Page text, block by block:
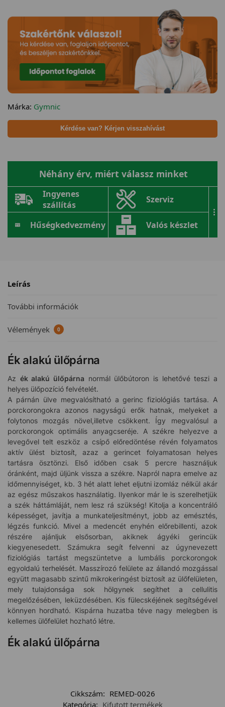
Márka: Gymnic
Kérdése van? Kérjen visszahívást
Néhány érv, miért válassz minket
Ingyenes
szállítás
Szerviz
Hűségkedvezmény Valós készlet
...
Leírás
További információk
Vélemények 0
Ék alakú ülőpárna
Az ék alakú ülőpárna normál ülőbútoron is lehetővé teszi a
helyes ülőpozíció felvételét.
A párnán ülve megvalósítható a gerinc fiziológiás tartása. A
porckorongokra azonos nagyságú erők hatnak, melyeket a
folytonos mozgás növel,illetve csökkent. Így megvalósul a
porckorongok optimális anyagcseréje. A székre helyezve a
levegővel telt eszköz a csípő előredöntése révén folyamatos
aktív ülést biztosít, azaz a gerincet folyamatosan helyes
tartásra ösztönzi. Első időben csak 5 percre használjuk
óránként, majd üljünk vissza a székre. Napról napra emelve az
időmennyiséget, kb. 3 hét alatt lehet eljutni izomláz nélkül akár
az egész műszakos használatig. Ilyenkor már le is szerelhetjük
a szék háttámláját, nem lesz rá szükség! Kitolja a koncentráló
képességet, javítja a munkateljesítményt, jobb az emésztés,
légzés funkció. Mivel a medencét enyhén előrebillenti, azok
részére ajánljuk elsősorban, akiknek ágyéki gerincük
kiegyenesedett. Számukra segít felvenni az úgynevezett
fiziológiás tartást megszüntetve a lumbális porckorongok
egyoldalú terhelését. Masszírozó felülete az állandó mozgással
együtt magasabb szintű mikrokeringést biztosít az ülőfelületen,
mely tulajdonsága sok hölgynek segíthet a cellulitis
megelőzésében, leküzdésében. Kis fülecskéjének segítségével
könnyen hordható. Kispárna huzatba téve nagy melegben is
kellemes ülőfelület hozható létre.
Ék alakú ülőpárna
Cikkszám: REMED-0026
Kategória: Kifutott termékek